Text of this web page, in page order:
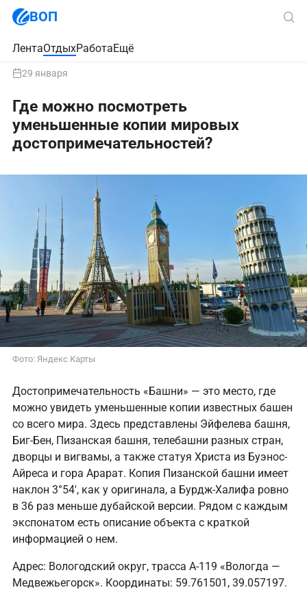
ВОП
ЛентаОтдыхРаботаЕщё
29 января
Где можно посмотреть
уменьшенные копии мировых
достопримечательностей?
Фото: Яндекс Карты
Достопримечательность «Башни» — это место, где
можно увидеть уменьшенные копии известных башен
со всего мира. Здесь представлены Эйфелева башня,
Биг-Бен, Пизанская башня, телебашни разных стран,
дворцы и вигвамы, а также статуя Христа из Буэнос-
Айреса и гора Арарат. Копия Пизанской башни имеет
наклон 3°54', как у оригинала, а Бурдж-Халифа ровно
в 36 раз меньше дубайской версии. Рядом с каждым
экспонатом есть описание объекта с краткой
информацией о нем.
Адрес: Вологодский округ, трасса А-119 «Вологда —
Медвежьегорск». Координаты: 59.761501, 39.057197.